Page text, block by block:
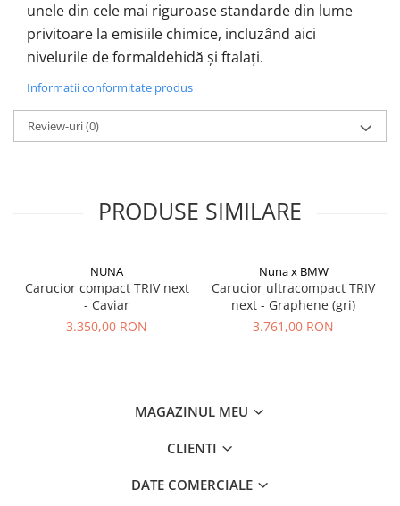
unele din cele mai riguroase standarde din lume
privitoare la emisiile chimice, incluzând aici
nivelurile de formaldehidă și ftalați.
Informatii conformitate produs
Review-uri(0)
PRODUSE SIMILARE
NUNA
Carucior compact TRIV next
- Caviar
3.350,00 RON
Nuna x BMW
Carucior ultracompact TRIV
next - Graphene (gri)
3.761,00 RON
MAGAZINUL MEU
CLIENTI
DATE COMERCIALE